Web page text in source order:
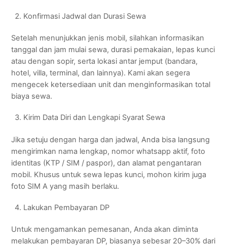
Konfirmasi Jadwal dan Durasi Sewa
Setelah menunjukkan jenis mobil, silahkan informasikan
tanggal dan jam mulai sewa, durasi pemakaian, lepas kunci
atau dengan sopir, serta lokasi antar jemput (bandara,
hotel, villa, terminal, dan lainnya). Kami akan segera
mengecek ketersediaan unit dan menginformasikan total
biaya sewa.
Kirim Data Diri dan Lengkapi Syarat Sewa
Jika setuju dengan harga dan jadwal, Anda bisa langsung
mengirimkan nama lengkap, nomor whatsapp aktif, foto
identitas (KTP / SIM / paspor), dan alamat pengantaran
mobil. Khusus untuk sewa lepas kunci, mohon kirim juga
foto SIM A yang masih berlaku.
Lakukan Pembayaran DP
Untuk mengamankan pemesanan, Anda akan diminta
melakukan pembayaran DP, biasanya sebesar 20–30% dari